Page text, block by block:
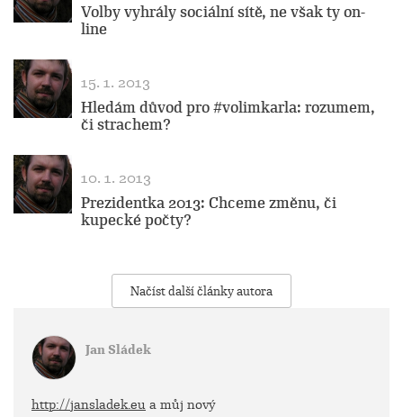
Volby vyhrály sociální sítě, ne však ty on-
line
15. 1. 2013
Hledám důvod pro #volimkarla: rozumem,
či strachem?
10. 1. 2013
Prezidentka 2013: Chceme změnu, či
kupecké počty?
Načíst další články autora
Jan Sládek
http://jansladek.eu a můj nový